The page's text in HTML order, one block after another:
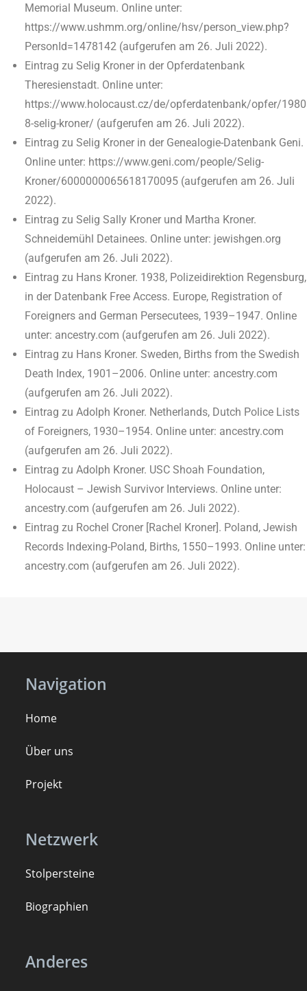
Memorial Museum. Online unter:
https://www.ushmm.org/online/hsv/person_view.php?
PersonId=1478142 (aufgerufen am 26. Juli 2022).
Eintrag zu Selig Kroner in der Opferdatenbank
Theresienstadt. Online unter:
https://www.holocaust.cz/de/opferdatenbank/opfer/1980
8-selig-kroner/ (aufgerufen am 26. Juli 2022).
Eintrag zu Selig Kroner in der Genealogie-Datenbank Geni.
Online unter: https://www.geni.com/people/Selig-
Kroner/6000000065618170095 (aufgerufen am 26. Juli
2022).
Eintrag zu Selig Sally Kroner und Martha Kroner.
Schneidemühl Detainees. Online unter: jewishgen.org
(aufgerufen am 26. Juli 2022).
Eintrag zu Hans Kroner. 1938, Polizeidirektion Regensburg,
in der Datenbank Free Access. Europe, Registration of
Foreigners and German Persecutees, 1939–1947. Online
unter: ancestry.com (aufgerufen am 26. Juli 2022).
Eintrag zu Hans Kroner. Sweden, Births from the Swedish
Death Index, 1901–2006. Online unter: ancestry.com
(aufgerufen am 26. Juli 2022).
Eintrag zu Adolph Kroner. Netherlands, Dutch Police Lists
of Foreigners, 1930–1954. Online unter: ancestry.com
(aufgerufen am 26. Juli 2022).
Eintrag zu Adolph Kroner. USC Shoah Foundation,
Holocaust – Jewish Survivor Interviews. Online unter:
ancestry.com (aufgerufen am 26. Juli 2022).
Eintrag zu Rochel Croner [Rachel Kroner]. Poland, Jewish
Records Indexing-Poland, Births, 1550–1993. Online unter:
ancestry.com (aufgerufen am 26. Juli 2022).
Navigation
Home
Über uns
Projekt
Netzwerk
Stolpersteine
Biographien
Anderes